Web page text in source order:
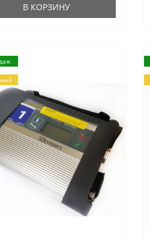
В КОРЗИНУ